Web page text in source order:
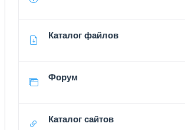
Каталог файлов
Форум
Каталог сайтов